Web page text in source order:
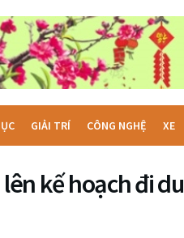
GIẢI TRÍ CÔNG NGHỆ XE
kế hoạch đi du